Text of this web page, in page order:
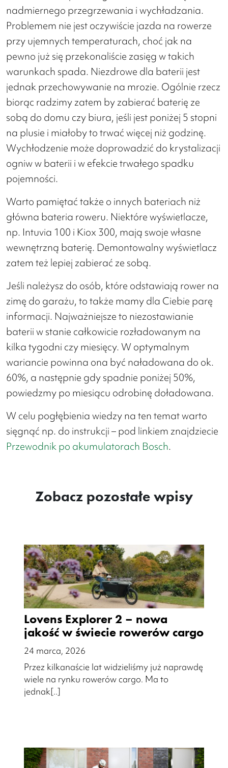
nadmiernego przegrzewania i wychładzania.
Problemem nie jest oczywiście jazda na rowerze
przy ujemnych temperaturach, choć jak na
pewno już się przekonaliście zasięg w takich
warunkach spada. Niezdrowe dla baterii jest
jednak przechowywanie na mrozie. Ogólnie rzecz
biorąc radzimy zatem by zabierać baterię ze
sobą do domu czy biura, jeśli jest poniżej 5 stopni
na plusie i miałoby to trwać więcej niż godzinę.
Wychłodzenie może doprowadzić do krystalizacji
ogniw w baterii i w efekcie trwałego spadku
pojemności.
Warto pamiętać także o innych bateriach niż
główna bateria roweru. Niektóre wyświetlacze,
np. Intuvia 100 i Kiox 300, mają swoje własne
wewnętrzną baterię. Demontowalny wyświetlacz
zatem też lepiej zabierać ze sobą.
Jeśli należysz do osób, które odstawiają rower na
zimę do garażu, to także mamy dla Ciebie parę
informacji. Najważniejsze to niezostawianie
baterii w stanie całkowicie rozładowanym na
kilka tygodni czy miesięcy. W optymalnym
wariancie powinna ona być naładowana do ok.
60%, a następnie gdy spadnie poniżej 50%,
powiedzmy po miesiącu odrobinę doładowana.
W celu pogłębienia wiedzy na ten temat warto
sięgnąć np. do instrukcji – pod linkiem znajdziecie
Przewodnik po akumulatorach Bosch.
Zobacz pozostałe wpisy
Lovens Explorer 2 – nowa
jakość w świecie rowerów cargo
24 marca, 2026
Przez kilkanaście lat widzieliśmy już naprawdę
wiele na rynku rowerów cargo. Ma to
jednak[..]